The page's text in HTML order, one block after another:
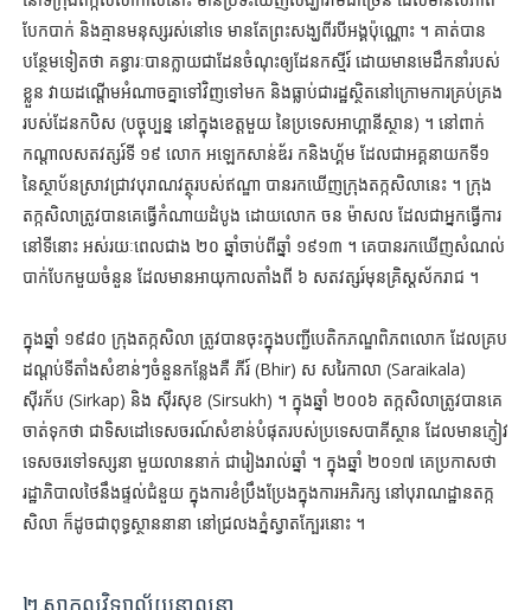
បែកបាក់ និងគ្មានមនុស្សរស់នៅទេ មានតែព្រះសង្ឃពីរបីអង្គប៉ុណ្ណោះ ។ គាត់បាន
បន្ថែមទៀតថា គន្ធារៈបានក្លាយជាដែនចំណុះឲ្យដែនកស្មីរ៍ ដោយមានមេដឹកនាំរបស់
ខ្លួន វាយដណ្ដើមអំណាចគ្នាទៅវិញទៅមក និងធ្លាប់ជារដ្ឋស្ថិតនៅក្រោមការគ្រប់គ្រង
របស់ដែនកបិស (បច្ចុប្បន្ន នៅក្នុងខេត្តមួយ នៃប្រទេសអាហ្គានីស្ថាន) ។ នៅពាក់
កណ្ដាលសតវត្សរ៍ទី ១៩ លោក អឡេកសាន់ឌ័រ កនិងហ្គ័ម ដែលជាអគ្គនាយកទី១
នៃស្ថាប័នស្រាវជ្រាវបុរាណវត្ថុរបស់ឥណ្ឌា បានរកឃើញក្រុងតក្កសិលានេះ ។ ក្រុង
តក្កសិលាត្រូវបានគេធ្វើកំណាយដំបូង ដោយលោក ចន ម៉ាសល ដែលជាអ្នកធ្វើការ
នៅទីនោះ អស់រយៈពេលជាង ២០ ឆ្នាំចាប់ពីឆ្នាំ ១៩១៣ ។ គេបានរកឃើញសំណល់
បាក់បែកមួយចំនួន ដែលមានអាយុកាលតាំងពី ៦ សតវត្សរ៍មុនគ្រិស្តស័ករាជ ។
ក្នុងឆ្នាំ ១៩៨០ ក្រុងតក្កសិលា ត្រូវបានចុះក្នុងបញ្ជីបេតិកភណ្ឌពិភពលោក ដែលគ្រប
ដណ្ដប់ទីតាំងសំខាន់ៗចំនួនកន្លែងគឺ ភីរ៍ (Bhir) ស សរៃកាលា (Saraikala)
ស៊ីរក័ប (Sirkap) និង ស៊ីរសុខ (Sirsukh) ។ ក្នុងឆ្នាំ ២០០៦ តក្កសិលាត្រូវបានគេ
ចាត់ទុកថា ជាទិសដៅទេសចរណ៍សំខាន់បំផុតរបស់ប្រទេសបាគីស្ថាន ដែលមានភ្ញៀវ
ទេសចរទៅទស្សនា មួយលាននាក់ ជារៀងរាល់ឆ្នាំ ។ ក្នុងឆ្នាំ ២០១៧ គេប្រកាសថា
រដ្ឋាភិបាលថៃនឹងផ្ទល់ជំនួយ ក្នុងការខំប្រឹងប្រែងក្នុងការអភិរក្ស នៅបុរាណដ្ឋានតក្ក
សិលា ក៏ដូចជាពុទ្ធស្ថាននានា នៅជ្រលងភ្នំស្វាតក្បែរនោះ ។